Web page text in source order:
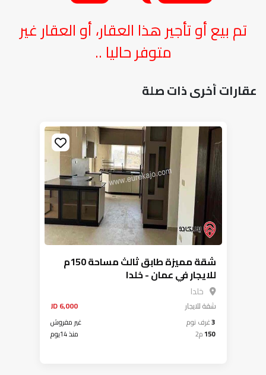
تم بيع أو تأجير هذا العقار، أو العقار غير
متوفر حاليا ..
عقارات أخرى ذات صلة
شقة مميزة طابق ثالث مساحة 150م
للايجار في عمان - خلدا
خلدا
شقةللايجار 6,000 JD
3غرف نوم
غير مفروش
150م2 منذ 14يوم